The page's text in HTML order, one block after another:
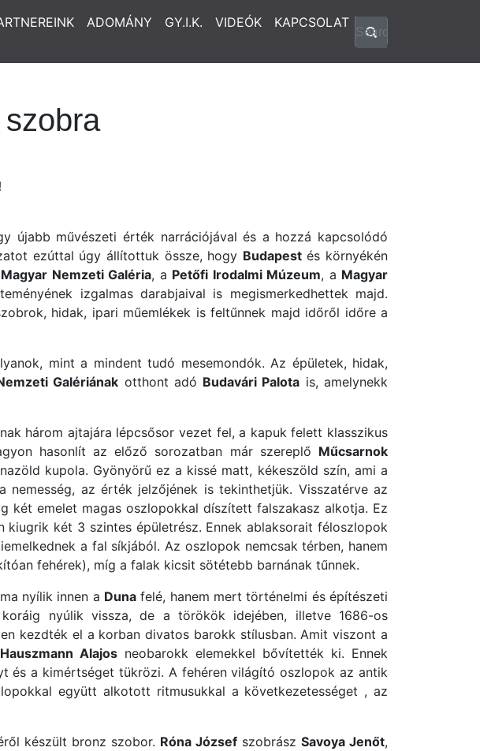
ADOMÁNY GY.I.K. VIDEÓK KAPCSOLAT
újabb művészeti érték narrációjával és a hozzá kapcsolódó
ezúttal úgy állítottuk össze, hogy Budapestés környékén
Magyar Nemzeti Galéria, a Petőfi Irodalmi Múzeum, a Magyar
izgalmas darabjaival is megismerkedhettek majd.
hidak, ipari műemlékek is feltűnnek majd időről időre a
mint a mindent tudó mesemondók. Az épületek, hidak,
Galériának otthont adó Budavári Palota is, amelynekk
három ajtajára lépcsősor vezet fel, a kapuk felett klasszikus
hasonlít az előző sorozatban már szereplő Műcsarnok
kupola. Gyönyörű ez a kissé matt, kékeszöld szín, ami a
az érték jelzőjének is tekinthetjük. Visszatérve az
emelet magas oszlopokkal díszített falszakasz alkotja. Ez
két 3 szintes épületrész. Ennek ablaksorait féloszlopok
a fal síkjából. Az oszlopok nemcsak térben, hanem
fehérek), míg a falak kicsit sötétebb barnának tűnnek.
nyílik innen a Duna felé, hanem mert történelmi és építészeti
nyúlik vissza, de a törökök idejében, illetve 1686-os
kezdték el a korban divatos barokk stílusban. Amit viszont a
Hauszmann Alajosneobarokk elemekkel bővítették ki. Ennek
és a kimértséget tükrözi. A fehéren világító oszlopok az antik
együtt alkotott ritmusukkal a következetességet , az
készült bronz szobor. Róna József szobrászSavoya Jenőt,